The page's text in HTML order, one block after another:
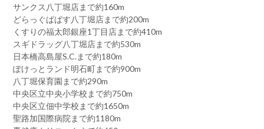
サンクス八丁堀店まで約160m
どらっぐぱぱす八丁堀店まで約200m
くすりの福太郎銀座1丁目店まで約410m
スギドラッグ八丁堀店まで約530m
日本橋高島屋S.C.まで約180m
ぽけっとランド明石町まで約900m
八丁堀保育園まで約290m
中央区立中央小学校まで約750m
中央区立佃中学校まで約1650m
聖路加国際病院まで約1180m